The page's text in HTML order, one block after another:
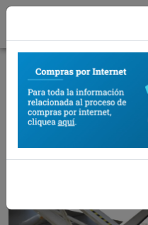
08/07/2020
Hub regional
material de